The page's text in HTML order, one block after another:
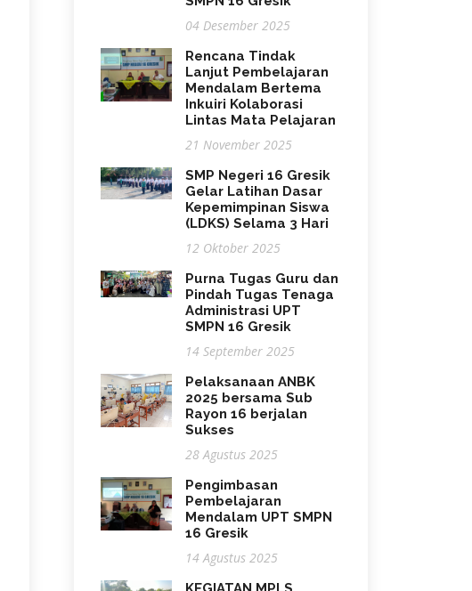
04 Desember 2025
Rencana Tindak
Lanjut Pembelajaran
Mendalam Bertema
Inkuiri Kolaborasi
Lintas Mata Pelajaran
21 November 2025
SMP Negeri 16 Gresik
Gelar Latihan Dasar
Kepemimpinan Siswa
(LDKS) Selama 3 Hari
12 Oktober 2025
Purna Tugas Guru dan
Pindah Tugas Tenaga
Administrasi UPT
SMPN 16 Gresik
14 September 2025
Pelaksanaan ANBK
2025 bersama Sub
Rayon 16 berjalan
Sukses
28 Agustus 2025
Pengimbasan
Pembelajaran
Mendalam UPT SMPN
16 Gresik
14 Agustus 2025